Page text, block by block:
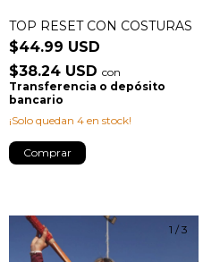
TOP RESET CON COSTURAS
$44.99 USD
$38.24 USD con
Transferencia o depósito
bancario
¡Solo quedan 4 en stock!
Comprar
1 /3